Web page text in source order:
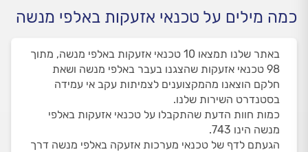
כמה מילים על טכנאי אזעקות באלפי מנשה
באתר שלנו תמצאו 10 טכנאי אזעקות באלפי מנשה, מתוך
98 טכנאי אזעקות שהצגנו בעבר באלפי מנשה ושאת
חלקם הוצאנו מהמקצוענים לצמיתות עקב אי עמידה
בסטנדרט השירות שלנו.
כמות חוות הדעת שהתקבלו על טכנאי אזעקות באלפי
מנשה הינו 743.
הגעתם לדף של טכנאי מערכות אזעקה באלפי מנשה דרך